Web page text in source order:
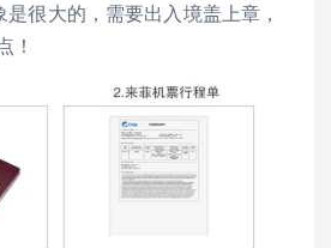
很大的，需要出入境盖上章，
！